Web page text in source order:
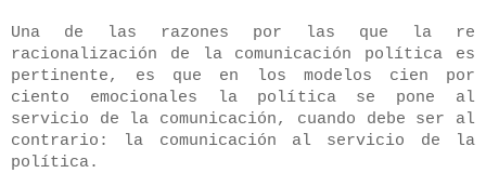
Una de las razones por las que la re
racionalización de la comunicación política es
pertinente, es que en los modelos cien por
ciento emocionales la política se pone al
servicio de la comunicación, cuando debe ser al
contrario: la comunicación al servicio de la
política.